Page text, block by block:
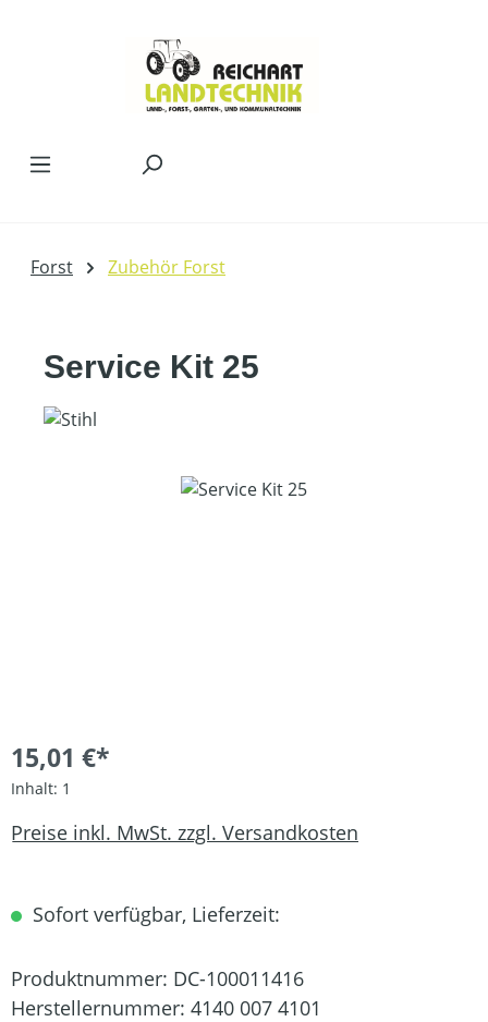
Forst Zubehör Forst
Service Kit 25
Bildergalerie überspringen
15,01 €*
Inhalt: 1
Preise inkl. MwSt. zzgl. Versandkosten
Sofort verfügbar, Lieferzeit:
Produktnummer: DC-100011416
Herstellernummer: 4140 007 4101